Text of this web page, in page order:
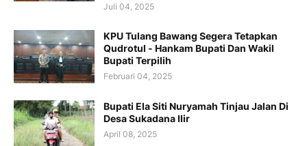
Juli 04, 2025
KPU Tulang Bawang Segera Tetapkan
Qudrotul - Hankam Bupati Dan Wakil
Bupati Terpilih
Februari 04, 2025
Bupati Ela Siti Nuryamah Tinjau Jalan Di
Desa Sukadana Ilir
April 08, 2025